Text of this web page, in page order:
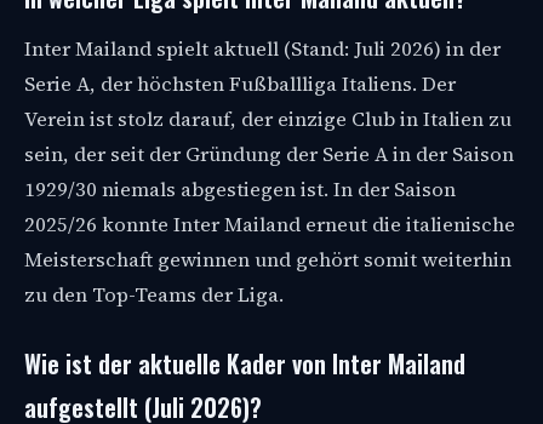
Inter Mailand spielt aktuell (Stand: Juli 2026) in der
Serie A, der höchsten Fußballliga Italiens. Der
Verein ist stolz darauf, der einzige Club in Italien zu
sein, der seit der Gründung der Serie A in der Saison
1929/30 niemals abgestiegen ist. In der Saison
2025/26 konnte Inter Mailand erneut die italienische
Meisterschaft gewinnen und gehört somit weiterhin
zu den Top-Teams der Liga.
Wie ist der aktuelle Kader von Inter Mailand
aufgestellt (Juli 2026)?